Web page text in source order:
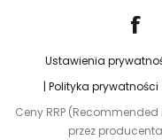
Ustawienia
Polityka prywatności
Ceny RRP
przez